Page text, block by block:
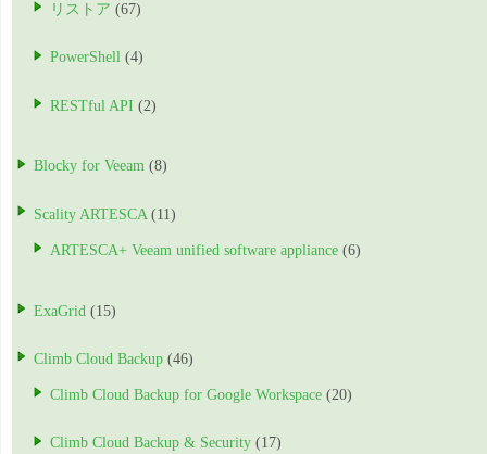
リストア (67)
PowerShell (4)
RESTful API (2)
Blocky for Veeam (8)
Scality ARTESCA (11)
ARTESCA+ Veeam unified software appliance (6)
ExaGrid (15)
Climb Cloud Backup (46)
Climb Cloud Backup for Google Workspace (20)
Climb Cloud Backup & Security (17)